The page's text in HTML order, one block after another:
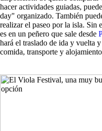
hacer actividades guiadas,
day" organizado. También
realizar el paseo por la isla. Sin
es en un peñero que sale desde
hará el traslado de ida y vuelta
comida, transporte y